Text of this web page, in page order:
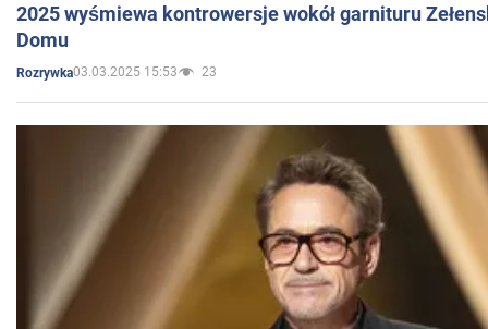
2025 wyśmiewa kontrowersje wokół garnituru
Domu
Rozrywka03.03.2025 15:53 23